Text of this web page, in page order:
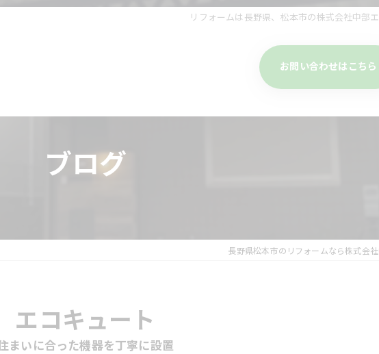
リフォームは長野県、松本市の株式会社中部
お問い合わせはこちら
ブログ
長野県松本市のリフォームなら株式会
エコキュート
まいに合った機器を丁寧に設置